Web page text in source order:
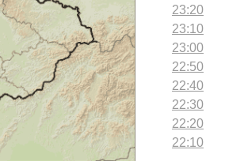
23:20
23:10
23:00
22:50
22:40
22:30
22:20
22:10